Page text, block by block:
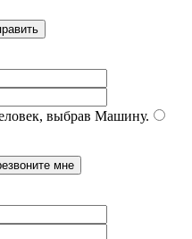
выбрав Машину.